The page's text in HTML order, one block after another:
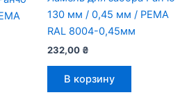
130 мм / 0,45 мм / РЕМА
RAL 8004-0,45мм
232,00 ₴
В корзину